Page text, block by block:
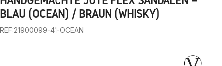
BLAU (OCEAN) / BRAUN (WHISKY)
REF:21900099-41-OCEAN